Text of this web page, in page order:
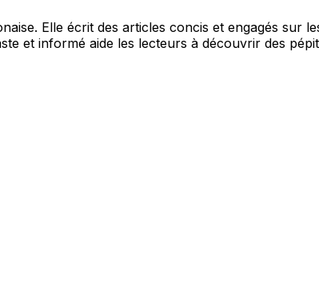
Elle écrit des articles concis et engagés sur
et informé aide les lecteurs à découvrir des